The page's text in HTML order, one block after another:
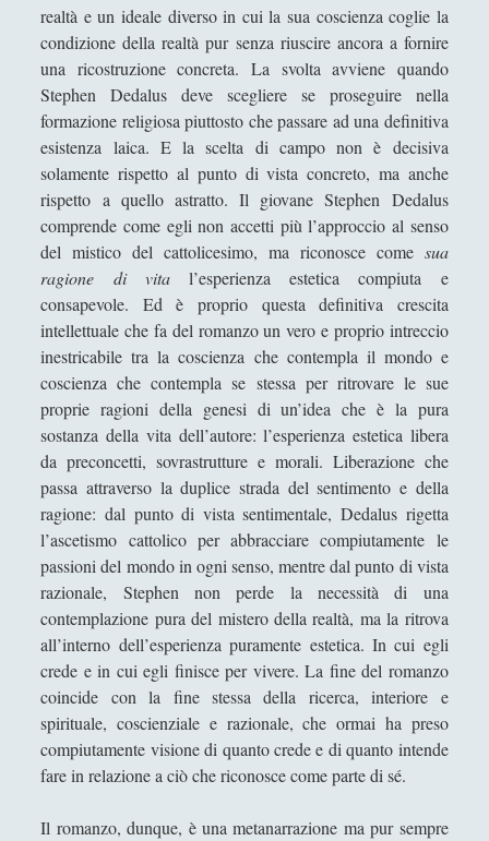
Gli indifferenti - Un romanzo di Alberto
Moravia
I duellanti - Joseph Conrad
I promessi sposi - Alessandro Manzoni
I ragazzi della via Pàl - Ferenc Molnàr
Il capitano Jens Munk - Torkild Hansen
Il castello - Franz Kafka
Il deserto dei Tartari - Dino Buzzati
Il gattopardo - Giuseppe Tommasi di
Lampedusa
Il giorno del giudizio - Salvatore Satta
Il grande Gatsby - Scott Fitzgerald
Il libro della giungla - Rudyard Kipling
Il maestro di go - Yasunari Kawabata
Il mercante di Venezia - William
Shakespeare
Il negro del Narciso - Joseph Conrad
Il nuovo mondo & Ritorno al nuovo mondo -
Alex Huxley
Il richiamo della foresta - Jack London
Il segno dei quattro - Arthur Conan Doyle
Il signore delle mosche - William Golding
Il vecchio e il mare - Ernest Heminway
realtà e un ideale diverso in cui la sua coscienza coglie la
condizione della realtà pur senza riuscire ancora a fornire
una ricostruzione concreta. La svolta avviene quando
Stephen Dedalus deve scegliere se proseguire nella
formazione religiosa piuttosto che passare ad una definitiva
esistenza laica. E la scelta di campo non è decisiva
solamente rispetto al punto di vista concreto, ma anche
rispetto a quello astratto. Il giovane Stephen Dedalus
comprende come egli non accetti più l’approccio al senso
del mistico del cattolicesimo, ma riconosce come sua
ragione di vital’esperienza estetica compiuta e
consapevole. Ed è proprio questa definitiva crescita
intellettuale che fa del romanzo un vero e proprio intreccio
inestricabile tra la coscienza che contempla il mondo e
coscienza che contempla se stessa per ritrovare le sue
proprie ragioni della genesi di un’idea che è la pura
sostanza della vita dell’autore: l’esperienza estetica libera
da preconcetti, sovrastrutture e morali. Liberazione che
passa attraverso la duplice strada del sentimento e della
ragione: dal punto di vista sentimentale, Dedalus rigetta
l’ascetismo cattolico per abbracciare compiutamente le
passioni del mondo in ogni senso, mentre dal punto di vista
razionale, Stephen non perde la necessità di una
contemplazione pura del mistero della realtà, ma la ritrova
all’interno dell’esperienza puramente estetica. In cui egli
crede e in cui egli finisce per vivere. La fine del romanzo
coincide con la fine stessa della ricerca, interiore e
spirituale, coscienziale e razionale, che ormai ha preso
compiutamente visione di quanto crede e di quanto intende
fare in relazione a ciò che riconosce come parte di sé.
Il romanzo, dunque, è una metanarrazione ma pur sempre